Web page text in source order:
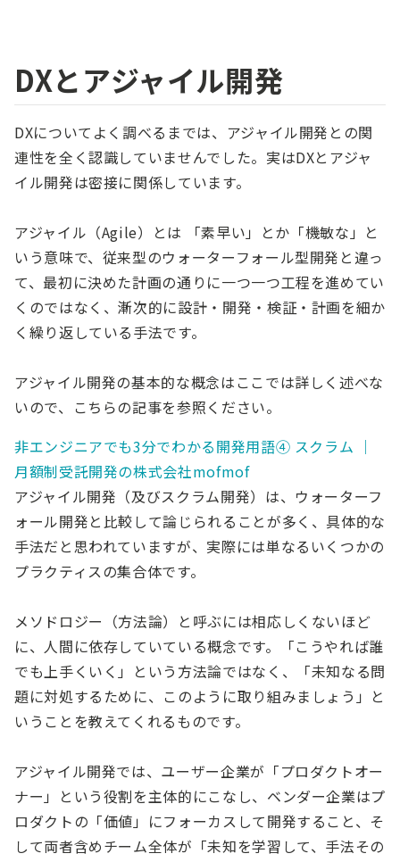
DXとアジャイル開発
DXについてよく調べるまでは、アジャイル開発との関
連性を全く認識していませんでした。実はDXとアジャ
イル開発は密接に関係しています。
アジャイル（Agile）とは 「素早い」とか「機敏な」と
いう意味で、従来型のウォーターフォール型開発と違っ
て、最初に決めた計画の通りに一つ一つ工程を進めてい
くのではなく、漸次的に設計・開発・検証・計画を細か
く繰り返している手法です。
アジャイル開発の基本的な概念はここでは詳しく述べな
いので、こちらの記事を参照ください。
非エンジニアでも3分でわかる開発用語④ スクラム ｜
月額制受託開発の株式会社mofmof
アジャイル開発（及びスクラム開発）は、ウォーターフ
ォール開発と比較して論じられることが多く、具体的な
手法だと思われていますが、実際には単なるいくつかの
プラクティスの集合体です。
メソドロジー（方法論）と呼ぶには相応しくないほど
に、人間に依存していている概念です。「こうやれば誰
でも上手くいく」という方法論ではなく、「未知なる問
題に対処するために、このように取り組みましょう」と
いうことを教えてくれるものです。
アジャイル開発では、ユーザー企業が「プロダクトオー
ナー」という役割を主体的にこなし、ベンダー企業はプ
ロダクトの「価値」にフォーカスして開発すること、そ
して両者含めチーム全体が「未知を学習して、手法その